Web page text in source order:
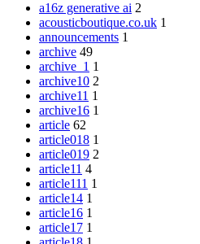
a16z generative ai 2
acousticboutique.co.uk 1
announcements 1
archive 49
archive_1 1
archive10 2
archive11 1
archive16 1
article 62
article018 1
article019 2
article11 4
article111 1
article14 1
article16 1
article17 1